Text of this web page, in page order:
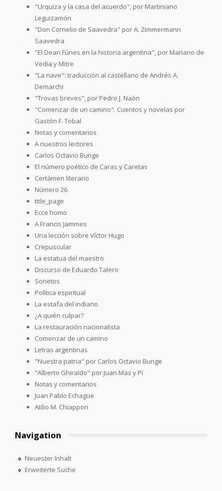
"Urquiza y la casa del acuerdo", por Martiniano
Leguizamón
"Don Cornelio de Saavedra" por A. Zimmermann
Saavedra
"El Dean Fúnes en la historia argentina", por Mariano de
Vedia y Mitre
"La nave": traducción al castellano de Andrés A.
Demarchi
"Trovas breves", por Pedro J. Naón
"Comenzar de un camino". Cuentos y novelas por
Gastón F. Tobal
Notas y comentarios
A nuestros lectores
Carlos Octavio Bunge
El número poético de Caras y Caretas
Certámen literario
Número 26
title_page
Ecce homo
A Francis Jammes
Una lección sobre Víctor Hugo
Crepuscular
La estatua del maestro
Discurso de Eduardo Talero
Sonetos
Política espiritual
La estafa del indiano
¿A quién culpar?
La restauración nacionalista
Comenzar de un camino
Letras argentinas
"Nuestra patria" por Carlos Octavio Bunge
"Alberto Ghiraldo" por Juan Mas y Pí
Notas y comentarios
Juan Pablo Echagüe
Atilio M. Chiappori
Navigation
Neuester Inhalt
Erweiterte Suche